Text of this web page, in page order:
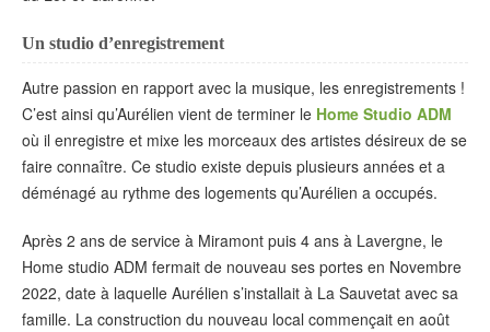
Un studio d’enregistrement
Autre passion en rapport avec la musique, les enregistrements !
C’est ainsi qu’Aurélien vient de terminer le Home Studio ADM
où il enregistre et mixe les morceaux des artistes désireux de se
faire connaître. Ce studio existe depuis plusieurs années et a
déménagé au rythme des logements qu’Aurélien a occupés.
Après 2 ans de service à Miramont puis 4 ans à Lavergne, le
Home studio ADM fermait de nouveau ses portes en Novembre
2022, date à laquelle Aurélien s’installait à La Sauvetat avec sa
famille. La construction du nouveau local commençait en août